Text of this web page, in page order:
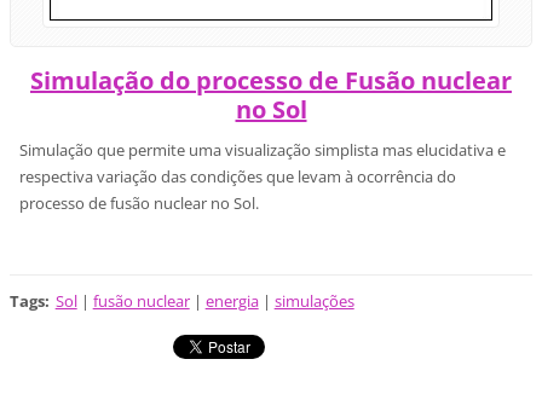
Simulação do processo de Fusão nuclear
no Sol
Simulação que permite uma visualização simplista mas elucidativa e
respectiva variação das condições que levam à ocorrência do
processo de fusão nuclear no Sol.
Tags: Sol | fusão nuclear | energia | simulações